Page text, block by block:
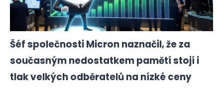
Šéf společnosti Micron naznačil, že za
současným nedostatkem pamětí stojí i
tlak velkých odběratelů na nízké ceny